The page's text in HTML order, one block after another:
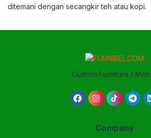
ditemani dengan secangkir teh atau kopi.
Custom Furniture /
Company